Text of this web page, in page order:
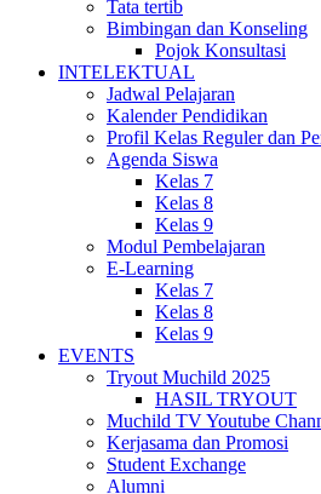
Tata tertib
Bimbingan dan Konseling
Pojok Konsultasi
INTELEKTUAL
Jadwal Pelajaran
Kalender Pendidikan
Profil Kelas Reguler dan
Agenda Siswa
Kelas 7
Kelas 8
Kelas 9
Modul Pembelajaran
E-Learning
Kelas 7
Kelas 8
Kelas 9
EVENTS
Tryout Muchild 2025
HASIL TRYOUT
Muchild TV Youtube
Kerjasama dan Promosi
Student Exchange
Alumni